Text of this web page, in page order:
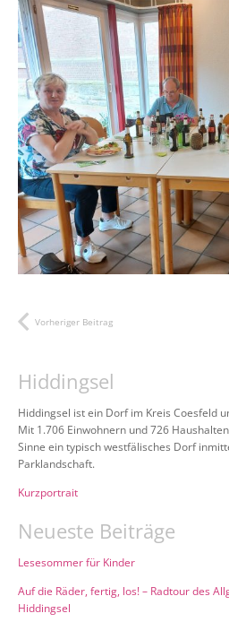
Vorheriger Beitrag
Hiddingsel
Hiddingsel ist ein Dorf im Kreis Coesfeld
Mit 1.706 Einwohnern und 726
Sinne ein typisch westfälisches Dorf
Parklandschaft.
Kurzportrait
Neueste Beiträge
Lesesommer für Kinder
Auf die Räder, fertig, los! – Radtour des
Hiddingsel